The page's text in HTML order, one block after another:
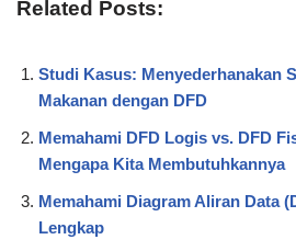
Related Posts:
Studi Kasus: Menyederhanakan
Makanan dengan DFD
Memahami DFD Logis vs. DFD
Mengapa Kita Membutuhkannya
Memahami Diagram Aliran Data
Lengkap